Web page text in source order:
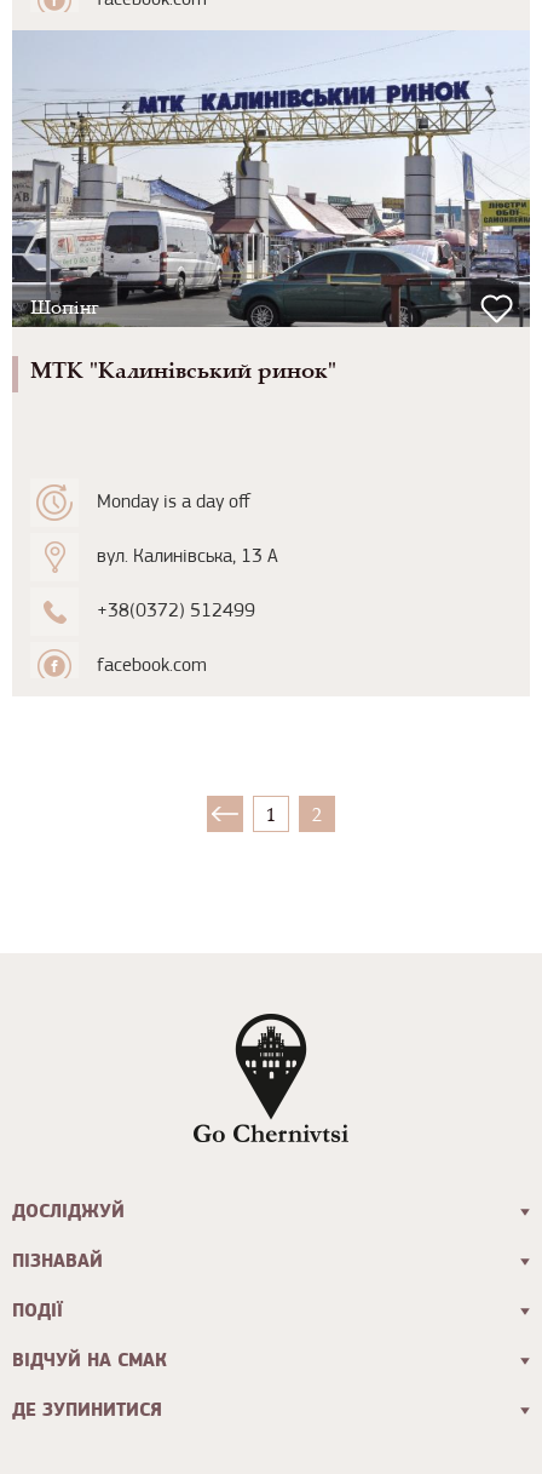
Шопінг
МТК "Калинівський ринок"
Monday is a day off
вул. Калинівська, 13 А
+38(0372) 512499
facebook.com
1 2
ДОСЛІДЖУЙ
ПІЗНАВАЙ
ПОДІЇ
ВІДЧУЙ НА СМАК
ДЕ ЗУПИНИТИСЯ